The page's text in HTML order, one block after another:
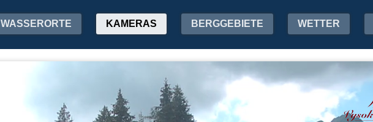
WASSERORTE KAMERAS BERGGEBIETE WETTER